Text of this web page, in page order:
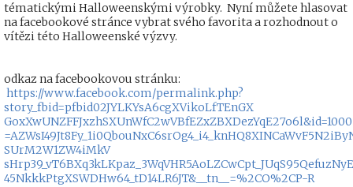
tématickými Halloweenskými výrobky. Nyní můžete hlasovat
na facebookové stránce vybrat svého favorita a rozhodnout o
vítězi této Halloweenské výzvy.
odkaz na facebookovou stránku:
https://www.facebook.com/permalink.php?
story_fbid=pfbid02JYLKYsA6cgXVikoLfTEnGX
SUrM2W1ZW4iMkV
45NkkkPtgXSWDHw64_tD14LR6JT&__tn__=%2CO%2CP-R